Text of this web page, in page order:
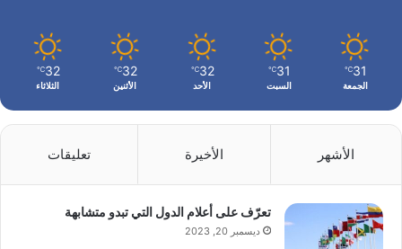
31
℃
الجمعة
31
℃
السبت
32
℃
الأحد
32
℃
الأثنين
32
℃
الثلاثاء
الأشهر الأخيرة تعليقات
تعرّف على أعلام الدول التي تبدو متشابهة
ديسمبر 20, 2023